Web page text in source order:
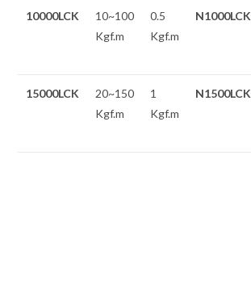
10000LCK
10~100
Kgf.m
0.5
Kgf.m
N1000LCK
15000LCK
20~150
Kgf.m
1
Kgf.m
N1500LCK